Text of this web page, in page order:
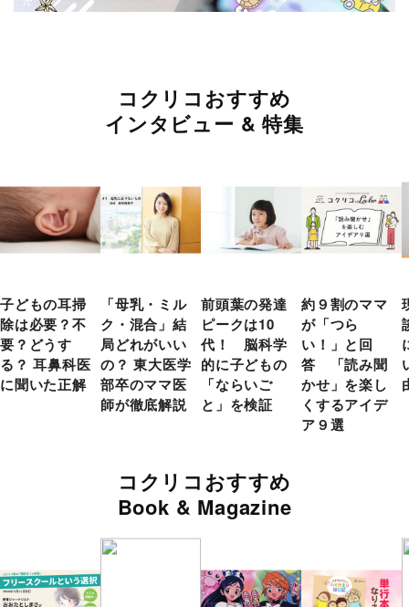
コクリコおすすめ
インタビュー & 特集
子どもの耳掃
除は必要？不
要？どうす
る？ 耳鼻科医
に聞いた正解
「母乳・ミル
ク・混合」結
局どれがいい
の？ 東大医学
部卒のママ医
師が徹底解説
前頭葉の発達
ピークは10
代！ 脳科学
的に子どもの
「ならいご
と」を検証
約９割のママ
が「つら
い！」と回
答 「読み聞
かせ」を楽し
くするアイデ
ア９選
コクリコおすすめ
Book & Magazine